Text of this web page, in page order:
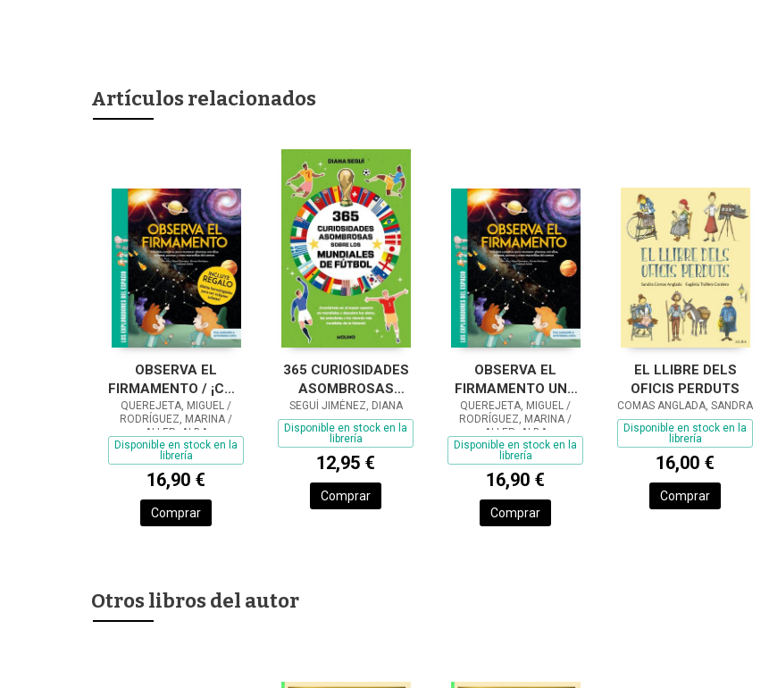
Artículos relacionados
OBSERVA EL
FIRMAMENTO / ¡CON
GAFAS PARA EL
ECLIPSE SOLAR DE
REGALO!
QUEREJETA, MIGUEL /
RODRÍGUEZ, MARINA /
ALLER, ALBA
Disponible en stock en la
librería
16,90 €
Comprar
365 CURIOSIDADES
ASOMBROSAS
SOBRE LOS
MUNDIALES DE
FÚTBOL
SEGUÍ JIMÉNEZ, DIANA
Disponible en stock en la
librería
12,95 €
Comprar
OBSERVA EL
FIRMAMENTO UNA
GUÍA COMPLETA
PARA RECONOCER
PLANETAS,
ESTRELLAS,
ECLIPSES Y
AURORAS
BOREALES
QUEREJETA, MIGUEL /
RODRÍGUEZ, MARINA /
ALLER, ALBA
Disponible en stock en la
librería
16,90 €
Comprar
EL LLIBRE DELS
OFICIS PERDUTS
COMAS ANGLADA, SANDRA
Disponible en stock en la
librería
16,00 €
Comprar
Otros libros del autor